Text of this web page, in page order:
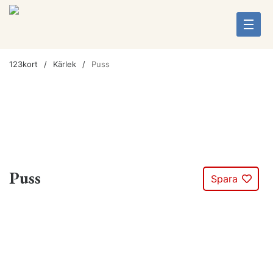
123kort Kärlek Puss
Puss Spara